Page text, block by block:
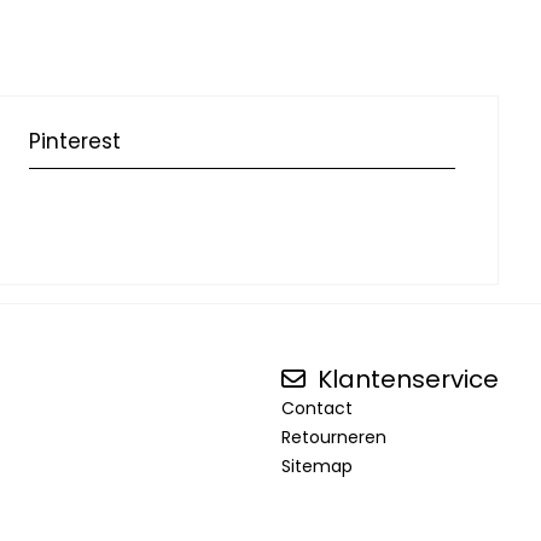
Pinterest
Klantenservice
Contact
Retourneren
Sitemap